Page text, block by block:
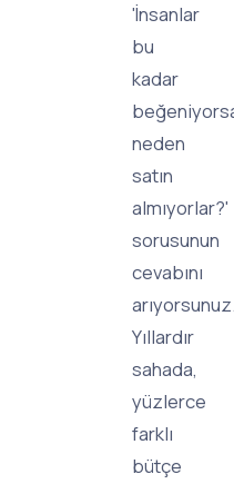
'İnsanlar
bu
kadar
neden
satın
almıyorlar?'
sorusunun
cevabını
Yıllardır
sahada,
yüzlerce
farklı
bütçe